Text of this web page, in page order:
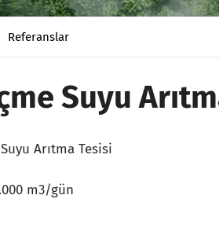
Referanslar
Suyu
Arıtma Tesisi
m3/gün